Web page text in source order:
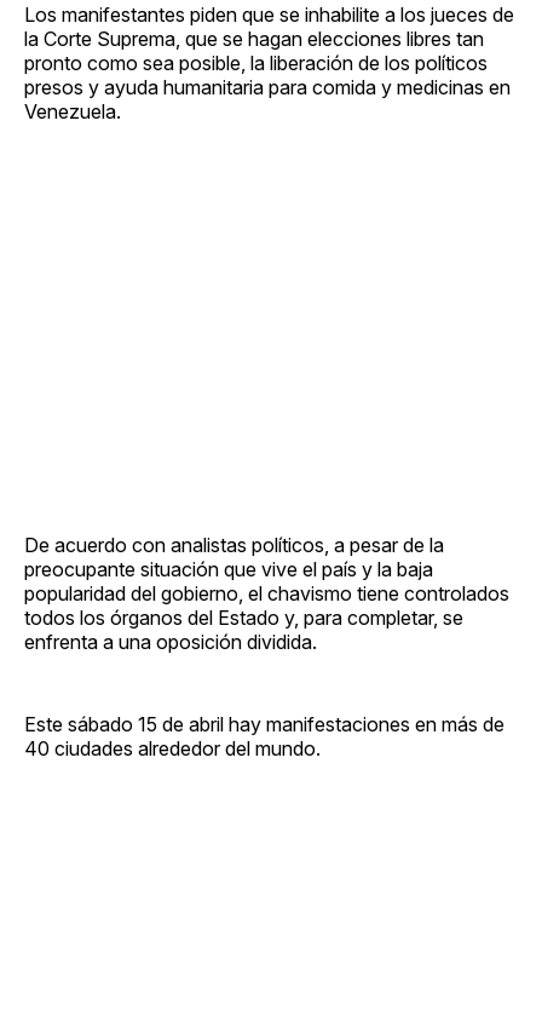
Los manifestantes piden que se inhabilite a los jueces de
la Corte Suprema, que se hagan elecciones libres tan
pronto como sea posible, la liberación de los políticos
presos y ayuda humanitaria para comida y medicinas en
Venezuela.
De acuerdo con analistas políticos, a pesar de la
preocupante situación que vive el país y la baja
popularidad del gobierno, el chavismo tiene controlados
todos los órganos del Estado y, para completar, se
enfrenta a una oposición dividida.
Este sábado 15 de abril hay manifestaciones en más de
40 ciudades alrededor del mundo.